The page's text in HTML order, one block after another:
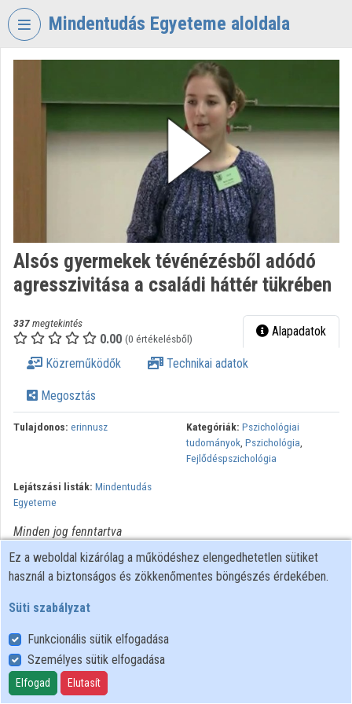
Fejléc kihagyása
Mindentudás Egyeteme aloldala
MINDENTUDÁS
EGYETEME
Intézményi felfedezés
Kategóriák
Intézményi listák
Intézmények
Közreműködők
Alsós gyermekek tévénézésből adódó
agresszivitása a családi háttér tükrében
337megtekintés
0.00 (0 értékelésből) Alapadatok
Közreműködők Technikai adatok
Megosztás
Tulajdonos: erinnusz Kategóriák: Pszichológiai
tudományok, Pszichológia,
Fejlődéspszichológia
Lejátszási listák: Mindentudás
Egyeteme
Minden jog fenntartva
Felhasználói szabályzat
Adatkezelési tájékoztató
Süti szabályzat
Ez a weboldal kizárólag a működéshez elengedhetetlen sütiket
használ a biztonságos és zökkenőmentes böngészés érdekében.
Süti szabályzat
Funkcionális sütik elfogadása
Személyes sütik elfogadása
Elfogad Elutasít